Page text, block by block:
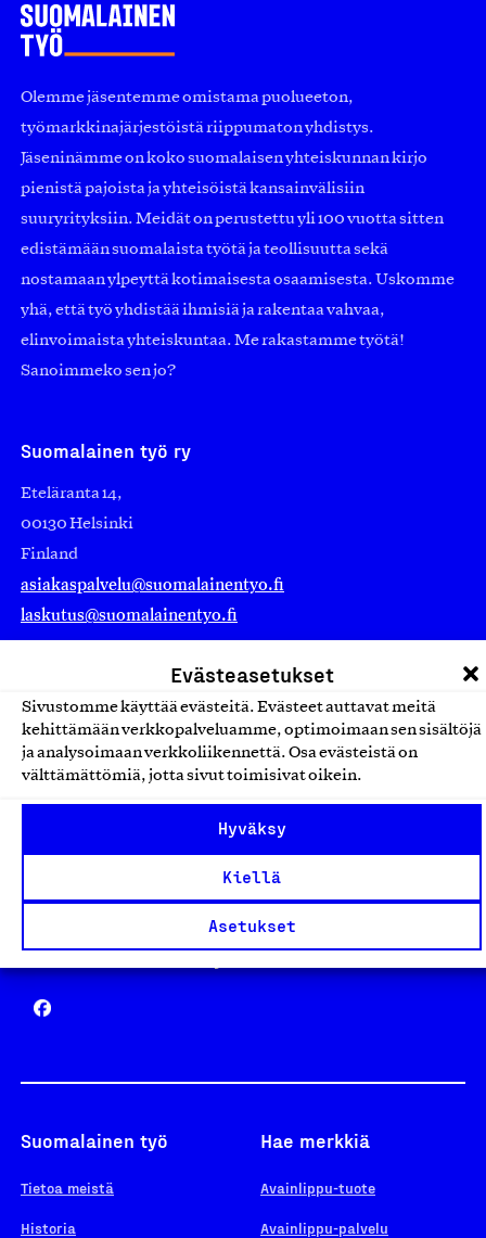
Evästeasetukset
Sivustomme käyttää evästeitä. Evästeet auttavat meitä
kehittämään verkkopalveluamme, optimoimaan sen sisältöjä
ja analysoimaan verkkoliikennettä. Osa evästeistä on
välttämättömiä, jotta sivut toimisivat oikein.
Hyväksy
Kiellä
Asetukset
Olemme jäsentemme omistama puolueeton,
työmarkkinajärjestöistä riippumaton yhdistys.
Jäseninämme on koko suomalaisen yhteiskunnan kirjo
pienistä pajoista ja yhteisöistä kansainvälisiin
suuryrityksiin. Meidät on perustettu yli 100 vuotta sitten
edistämään suomalaista työtä ja teollisuutta sekä
nostamaan ylpeyttä kotimaisesta osaamisesta. Uskomme
yhä, että työ yhdistää ihmisiä ja rakentaa vahvaa,
elinvoimaista yhteiskuntaa. Me rakastamme työtä!
Sanoimmeko sen jo?
Suomalainen työ ry
Eteläranta 14,
00130 Helsinki
Finland
asiakaspalvelu@suomalainentyo.fi
laskutus@suomalainentyo.fi
Avainlippu
Yhteiskunnallinen Yritys -merkki
Suomalainen työ
Tietoa meistä
Historia
Hae merkkiä
Avainlippu-tuote
Avainlippu-palvelu